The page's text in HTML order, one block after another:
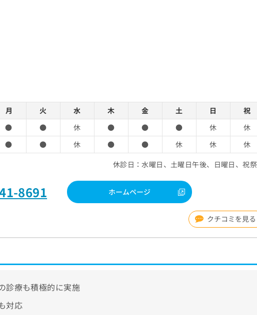
月 火 水 木 金 土 日
祝
● ● 休 ● ● ● 休
休
● ● 休 ● ● 休 休
休
休診日：水曜日、土曜日午後、日曜日、祝
8691 ホームページ
クチコミを見る
診療も積極的に実施
対応